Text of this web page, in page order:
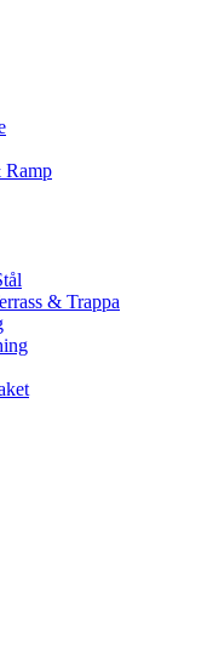
Ramp
& Trappa